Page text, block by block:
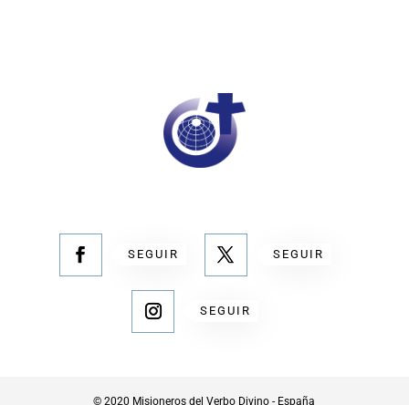
SEGUIR SEGUIR
SEGUIR
© 2020 Misioneros del Verbo Divino - España